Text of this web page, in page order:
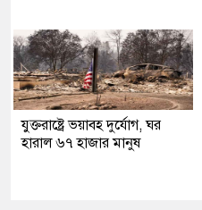
যুক্তরাষ্ট্রে ভয়াবহ দুর্যোগ, ঘর
হারাল ৬৭ হাজার মানুষ